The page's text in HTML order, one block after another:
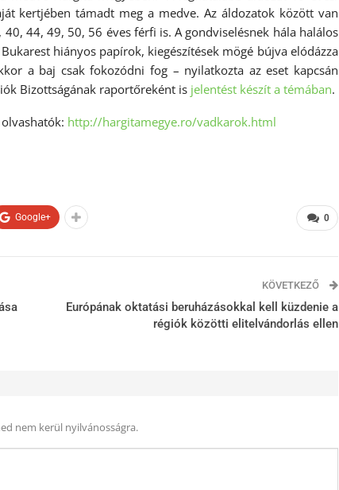
kertjében támadt meg a medve. Az áldozatok között van
44, 49, 50, 56 éves férfi is. A gondviselésnek hála halálos
hiányos papírok, kiegészítések mögé bújva elódázza
a baj csak fokozódni fog – nyilatkozta az eset kapcsán
Bizottságának raportőreként is jelentést készít a témában.
http://hargitamegye.ro/vadkarok.html
0
Google+
KÖVETKEZŐ
Európának oktatási beruházásokkal kell küzdenie a
régiók közötti elitelvándorlás ellen
nem kerül nyilvánosságra.